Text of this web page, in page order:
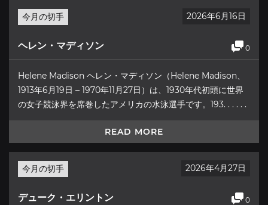
今月の切手 2026年6月16日
ヘレン・マディソン 0
Helene Madison ヘレン・マディソン（Helene Madison、
1913年6月19日 – 1970年11月27日）は、1930年代初頭に世界
の女子競泳界を席巻したアメリカの水泳選手です。193. . . . . .
READ MORE
今月の切手 2026年4月27日
デューク・エリントン 0